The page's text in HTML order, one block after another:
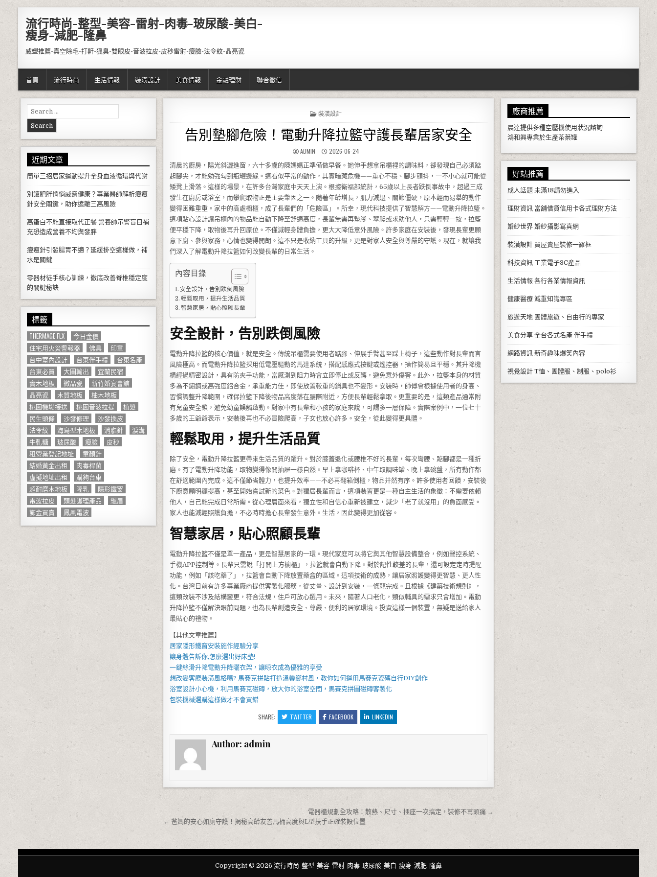
流行時尚-整型-美容-雷射-肉毒-玻尿酸-美白-
瘦身-減肥-隆鼻
威塑推薦-真空除毛-打鼾-狐臭-雙眼皮-音波拉皮-皮秒雷射-瘦臉-法令紋-晶亮瓷
首頁 流行時尚 生活情報 裝潢設計 美食情報 金融理財 聯合徵信
POSTED IN
裝潢設計
告別墊腳危險！電動升降拉籃守護長輩居家安全
AUTHOR:
ADMIN PUBLISHED DATE:
2026-06-24
清晨的廚房，陽光斜灑進窗，六十多歲的陳媽媽正準備做早餐。她伸手想拿吊櫃裡的調味料，卻發現自己必須踮
起腳尖，才能勉強勾到瓶罐邊緣。這看似平常的動作，其實暗藏危機——重心不穩、腳步顫抖，一不小心就可能從
矮凳上滑落。這樣的場景，在許多台灣家庭中天天上演。根據衛福部統計，65歲以上長者跌倒事故中，超過三成
發生在廚房或浴室，而攀爬取物正是主要肇因之一。隨著年齡增長，肌力減退、關節僵硬，原本輕而易舉的動作
變得困難重重。家中的高處櫥櫃，成了長輩們的「危險區」。所幸，現代科技提供了智慧解方——電動升降拉籃。
這項貼心設計讓吊櫃內的物品能自動下降至舒適高度，長輩無需再墊腳、攀爬或求助他人，只需輕輕一按，拉籃
便平穩下降，取物後再升回原位。不僅減輕身體負擔，更大大降低意外風險。許多家庭在安裝後，發現長輩更願
意下廚、參與家務，心情也變得開朗。這不只是收納工具的升級，更是對家人安全與尊嚴的守護。現在，就讓我
們深入了解電動升降拉籃如何改變長輩的日常生活。
內容目錄
安全設計，告別跌倒風險
輕鬆取用，提升生活品質
智慧家居，貼心照顧長輩
安全設計，告別跌倒風險
電動升降拉籃的核心價值，就是安全。傳統吊櫃需要使用者踮腳、伸展手臂甚至踩上椅子，這些動作對長輩而言
風險極高。而電動升降拉籃採用低電壓驅動的馬達系統，搭配感應式按鍵或遙控器，操作簡易且平穩。其升降機
構經過精密設計，具有防夾手功能，當感測到阻力時會立即停止或反轉，避免意外傷害。此外，拉籃本身的材質
多為不鏽鋼或高強度鋁合金，承重能力佳，即使放置較重的鍋具也不變形。安裝時，師傅會根據使用者的身高、
習慣調整升降範圍，確保拉籃下降後物品高度落在腰際附近，方便長輩輕鬆拿取。更重要的是，這類產品通常附
有兒童安全鎖，避免幼童誤觸啟動。對家中有長輩和小孩的家庭來說，可謂多一層保障。實際案例中，一位七十
多歲的王爺爺表示，安裝後再也不必冒險爬高，子女也放心許多。安全，從此變得更具體。
輕鬆取用，提升生活品質
除了安全，電動升降拉籃更帶來生活品質的躍升。對於膝蓋退化或腰椎不好的長輩，每次彎腰、踮腳都是一種折
磨。有了電動升降功能，取物變得像開抽屜一樣自然。早上拿咖啡杯、中午取調味罐、晚上拿碗盤，所有動作都
在舒適範圍內完成。這不僅節省體力，也提升效率——不必再翻箱倒櫃，物品井然有序。許多使用者回饋，安裝後
下廚意願明顯提高，甚至開始嘗試新的菜色。對獨居長輩而言，這項裝置更是一種自主生活的象徵：不需要依賴
他人，自己能完成日常所需。從心理層面來看，獨立性和自信心重新被建立，減少「老了就沒用」的負面感受。
家人也能減輕照護負擔，不必時時擔心長輩發生意外。生活，因此變得更加從容。
智慧家居，貼心照顧長輩
電動升降拉籃不僅是單一產品，更是智慧居家的一環。現代家庭可以將它與其他智慧設備整合，例如聲控系統、
手機APP控制等。長輩只需說「打開上方櫥櫃」，拉籃就會自動下降。對於記性較差的長輩，還可設定定時提醒
功能，例如「該吃藥了」，拉籃會自動下降放置藥盒的區域。這項技術的成熟，讓居家照護變得更智慧、更人性
化。台灣目前有許多專業廠商提供客製化服務，從丈量、設計到安裝，一條龍完成。且根據《建築技術規則》，
這類改裝不涉及結構變更，符合法規，住戶可放心選用。未來，隨著人口老化，類似輔具的需求只會增加。電動
升降拉籃不僅解決眼前問題，也為長輩創造安全、尊嚴、便利的居家環境。投資這樣一個裝置，無疑是送給家人
最貼心的禮物。
【其他文章推薦】
居家隱形鐵窗安裝施作經驗分享
讓身體告訴你,怎麼選出好床墊!
一鍵絲滑升降電動升降曬衣架 ，讓晾衣成為優雅的享受
想改變客廳裝潢風格嗎? 馬賽克拼貼打造溫馨鄉村風，教你如何運用 馬賽克瓷磚自行DIY創作
浴室設計小心機，利用 馬賽克磁磚 ，放大你的浴室空間， 馬賽克拼圖磁磚客製化
包裝機械選購這樣做才不會買錯
SHARE: TWITTER FACEBOOK LINKEDIN
Author: admin
文章導覽
電器櫃規劃全攻略：散熱、尺寸、插座一次搞定，裝修不再頭痛 →
← 爸媽的安心如廁守護！揭秘高齡友善馬桶高度與L型扶手正確裝設位置
Search for:
近期文章
簡單三招居家運動提升全身血液循環與代謝
別讓肥胖悄悄威脅健康？專業醫師解析瘦瘦
針安全關鍵，助你遠離三高風險
高蛋白不能直接取代正餐 營養師示警盲目補
充恐造成營養不均與發胖
瘦瘦針引發腸胃不適？延緩排空這樣做，補
水是關鍵
零器材徒手核心訓練，徹底改善脊椎穩定度
的關鍵秘訣
標籤
THERMAGE FLX
今日金價
住宅用火災警報器
佛具
印章
台中室內設計
台東伴手禮
台東名產
台東必買
大圖輸出
宜蘭民宿
實木地板
微晶瓷
新竹婚宴會館
晶亮瓷
木質地板
柚木地板
桃園機場接送
桃園音波拉提
植髮
民生頭條
沙發修理
沙發換皮
法令紋
海島型木地板 消脂針
淚溝
牛軋糖
玻尿酸 瘦臉
皮秒
租營業登記地址
童顏針
結婚黃金出租
肉毒桿菌
虛擬地址出租
購夠台東
超耐磨木地板
隆乳
隱形鐵窗
電波拉皮
頭髮護理產品
飄眉
飾金買賣
鳳凰電波
廠商推薦
晨達提供多種空壓機使用狀況諮詢
鴻和興專業於生產茶葉罐
好站推薦
成人話題未滿18請勿進入
理財資訊當舖借貸信用卡各式理財方法
婚紗世界婚紗攝影寫真網
裝潢設計買屋賣屋裝修一羅框
科技資訊工業電子3C產品
生活情報 各行各業情報資訊
健康醫療減重知識專區
旅遊天地團體旅遊、自由行的專家
美食分享全台各式名產 伴手禮
網路資訊新奇趣味爆笑內容
視覺設計T恤、團體服、制服、polo衫
Copyright © 2026 流行時尚-整型-美容-雷射-肉毒-玻尿酸-美白-瘦身-減肥-隆鼻